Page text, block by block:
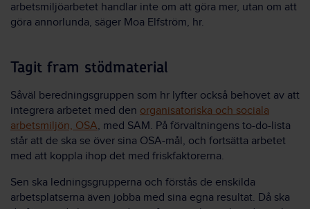
arbetsmiljöarbetet handlar inte om att göra mer, utan om att
göra annorlunda, säger Moa Elfström, hr.
Tagit fram stödmaterial
Såväl beredningsgruppen som hr lyfter också behovet av att
integrera arbetet med den organisatoriska och sociala
arbetsmiljön, OSA, med SAM. På förvaltningens to-do-lista
står att de ska se över sina OSA-mål, och fortsätta arbetet
med att koppla ihop det med friskfaktorerna.
Sen ska ledningsgrupperna och förstås de enskilda
arbetsplatserna även jobba med sina egna resultat. Då ska